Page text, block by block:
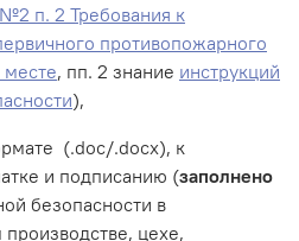
п. 2 Требования к
противопожарного
месте, пп. 2 знание инструкций
),
(.doc/.docx), к
и подписанию (заполнено
безопасности в
цехе,